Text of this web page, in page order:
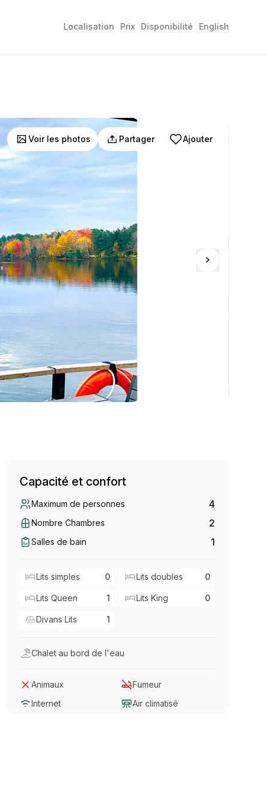
Localisation Prix Disponibilité English
Voir les photos Partager Ajouter
Capacité et confort
Maximum de personnes 4
Nombre Chambres 2
Salles de bain 1
Lits simples 0 Lits doubles 0
Lits Queen 1 Lits King 0
Divans Lits 1
Chalet au bord de l'eau
Animaux
Fumeur
Internet
Air climatisé